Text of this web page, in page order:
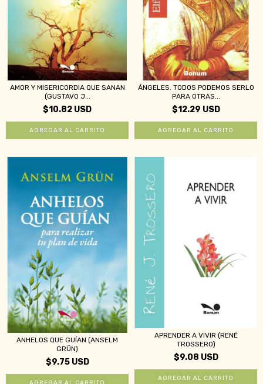
AMOR Y MISERICORDIA QUE SANAN
(GUSTAVO J...
$10.82 USD
ÁNGELES. TODOS PODEMOS SERLO
PARA OTRAS...
$12.29 USD
ANHELOS QUE GUÍAN (ANSELM
GRÜN)
$9.75 USD
APRENDER A VIVIR (RENÉ
TROSSERO)
$9.08 USD